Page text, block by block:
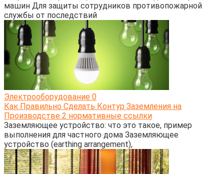
машин Для защиты сотрудников противопожарной
службы от последствий
Электрооборудование 0
Как Правильно Сделать Контур Заземления на
Производстве 2 нормативные ссылки
Заземляющее устройство: что это такое, пример
выполнения для частного дома Заземляющее
устройство (earthing arrangement),